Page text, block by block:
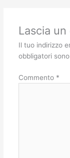
Lascia
Il tuo indirizzo
obbligatori
Commento *